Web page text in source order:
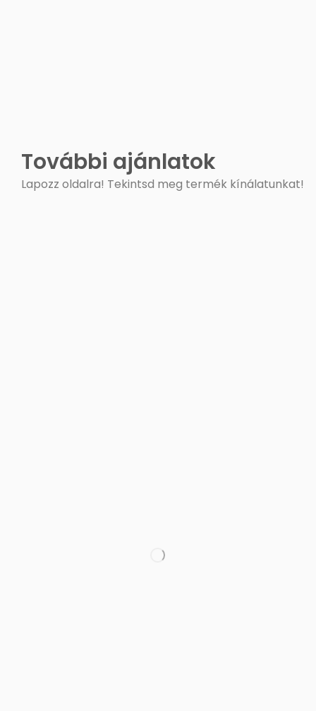
További ajánlatok
Lapozz oldalra! Tekintsd meg termék kínálatunkat!